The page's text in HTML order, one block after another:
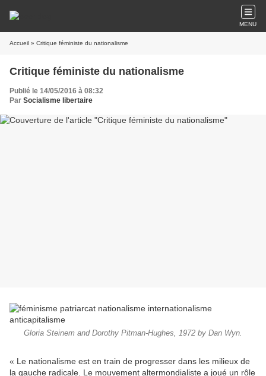
MENU
Accueil » Critique féministe du nationalisme
Critique féministe du nationalisme
Publié le 14/05/2016 à 08:32
Par Socialisme libertaire
Gloria Steinem and Dorothy Pitman-Hughes, 1972 by Dan Wyn.
« Le nationalisme est en train de progresser dans les milieux de
la gauche radicale. Le mouvement altermondialiste a joué un rôle